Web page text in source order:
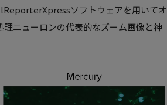
ソフトウェアを用いてオ
ニューロンの代表的なズーム画像と神